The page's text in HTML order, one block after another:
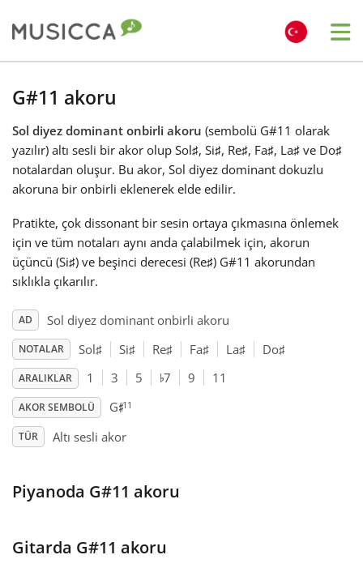
Български
Dansk
Deutsch
Español
Français
हिन्दी
Italiano
G#11 akoru
Sol diyez dominant onbirli akoru (sembolü G#11 olarak
yazılır) altı sesli bir akor olup Sol♯, Si♯, Re♯, Fa♯, La♯ ve Do♯
notalardan oluşur. Bu akor, Sol diyez dominant dokuzlu
akoruna bir onbirli eklenerek elde edilir.
Pratikte, çok dissonant bir sesin ortaya çıkmasına önlemek
için ve tüm notaları aynı anda çalabilmek için, akorun
üçüncü (Si♯) ve beşinci derecesi (Re♯) G#11 akorundan
sıklıkla çıkarılır.
AD Sol diyez dominant onbirli akoru
NOTALAR Sol♯ Si♯ Re♯ Fa♯ La♯ Do♯
ARALIKLAR 1 3 5 ♭7 9 11
AKOR SEMBOLÜ G♯11
TÜR Altı sesli akor
Piyanoda G#11 akoru
Gitarda G#11 akoru